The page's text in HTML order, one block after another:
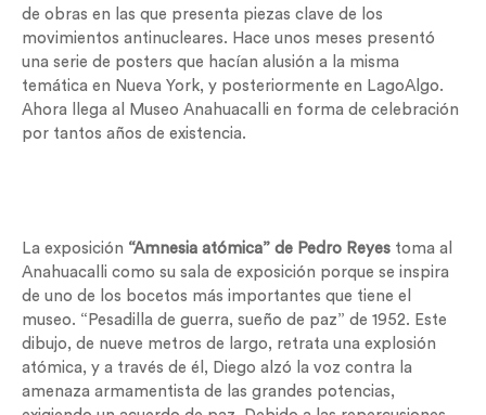
de obras en las que presenta piezas clave de los
movimientos antinucleares. Hace unos meses presentó
una serie de posters que hacían alusión a la misma
temática en Nueva York, y posteriormente en LagoAlgo.
Ahora llega al Museo Anahuacalli en forma de celebración
por tantos años de existencia.
La exposición “Amnesia atómica” de Pedro Reyes toma al
Anahuacalli como su sala de exposición porque se inspira
de uno de los bocetos más importantes que tiene el
museo. “Pesadilla de guerra, sueño de paz” de 1952. Este
dibujo, de nueve metros de largo, retrata una explosión
atómica, y a través de él, Diego alzó la voz contra la
amenaza armamentista de las grandes potencias,